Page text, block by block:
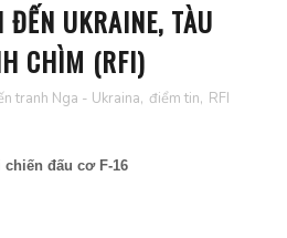
UKRAINE, TÀU
CHÌM (RFI)
tranh Nga - Ukraina, điểm tin, RFI
đấu cơ F-16